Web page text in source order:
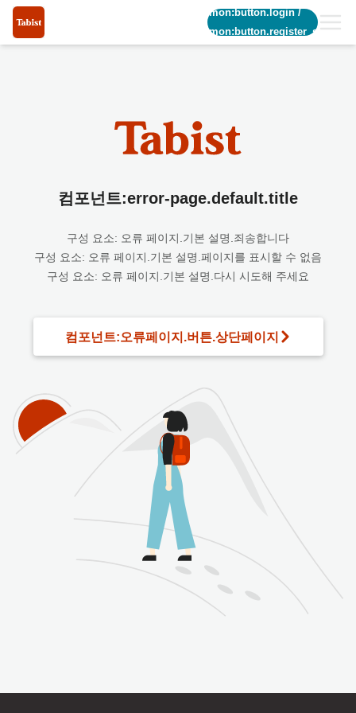
common:button.login/
common:button.register_short
컴포넌트:error-page.default.title
구성 요소: 오류 페이지.기본 설명.죄송합니다
구성 요소: 오류 페이지.기본 설명.페이지를 표시할 수 없음
구성 요소: 오류 페이지.기본 설명.다시 시도해 주세요
컴포넌트:오류페이지.버튼.상단페이지